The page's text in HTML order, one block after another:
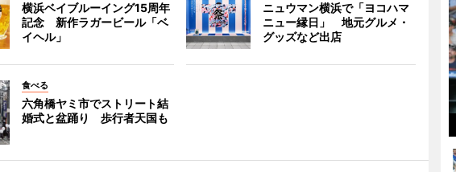
横浜ベイブルーイング15周年
記念 新作ラガービール「ベ
イヘル」
ニュウマン横浜で「ヨコハマ
ニュー縁日」 地元グルメ・
グッズなど出店
食べる
六角橋ヤミ市でストリート結
婚式と盆踊り 歩行者天国も